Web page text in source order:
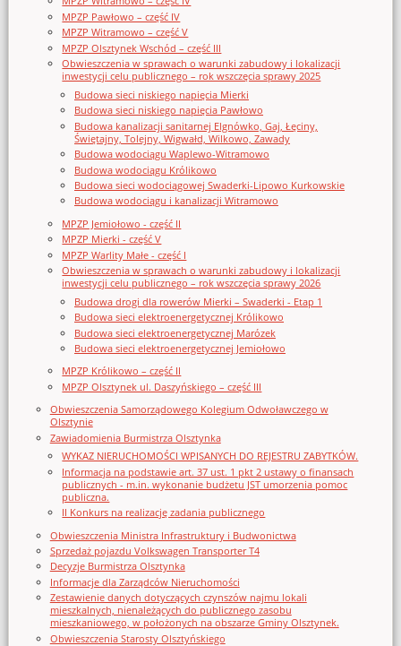
MPZP Pawłowo – część IV
MPZP Witramowo – część V
MPZP Olsztynek Wschód – część III
Obwieszczenia w sprawach o warunki zabudowy i lokalizacji
inwestycji celu publicznego – rok wszczęcia sprawy 2025
Budowa sieci niskiego napięcia Mierki
Budowa sieci niskiego napięcia Pawłowo
Budowa kanalizacji sanitarnej Elgnówko, Gaj, Łęciny,
Świętajny, Tolejny, Wigwałd, Wilkowo, Zawady
Budowa wodociągu Waplewo-Witramowo
Budowa wodociągu Królikowo
Budowa sieci wodociągowej Swaderki-Lipowo Kurkowskie
Budowa wodociągu i kanalizacji Witramowo
MPZP Jemiołowo - część II
MPZP Mierki - część V
MPZP Warlity Małe - część I
Obwieszczenia w sprawach o warunki zabudowy i lokalizacji
inwestycji celu publicznego – rok wszczęcia sprawy 2026
Budowa drogi dla rowerów Mierki – Swaderki - Etap 1
Budowa sieci elektroenergetycznej Królikowo
Budowa sieci elektroenergetycznej Marózek
Budowa sieci elektroenergetycznej Jemiołowo
MPZP Królikowo – część II
MPZP Olsztynek ul. Daszyńskiego – część III
Obwieszczenia Samorządowego Kolegium Odwoławczego w
Olsztynie
Zawiadomienia Burmistrza Olsztynka
WYKAZ NIERUCHOMOŚCI WPISANYCH DO REJESTRU ZABYTKÓW.
Informacja na podstawie art. 37 ust. 1 pkt 2 ustawy o finansach
publicznych - m.in. wykonanie budżetu JST umorzenia pomoc
publiczna.
II Konkurs na realizację zadania publicznego
Obwieszczenia Ministra Infrastruktury i Budwonictwa
Sprzedaż pojazdu Volkswagen Transporter T4
Decyzje Burmistrza Olsztynka
Informacje dla Zarządców Nieruchomości
Zestawienie danych dotyczących czynszów najmu lokali
mieszkalnych, nienależących do publicznego zasobu
mieszkaniowego, w położonych na obszarze Gminy Olsztynek.
Obwieszczenia Starosty Olsztyńskiego